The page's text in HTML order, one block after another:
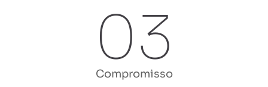
03
Compromisso